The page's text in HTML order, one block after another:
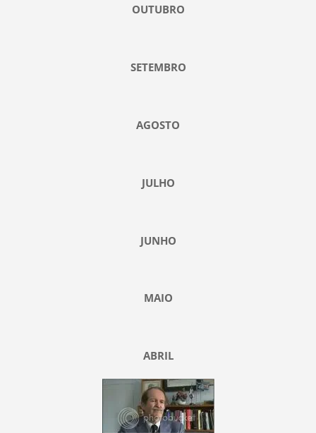
OUTUBRO
SETEMBRO
AGOSTO
JULHO
JUNHO
MAIO
ABRIL